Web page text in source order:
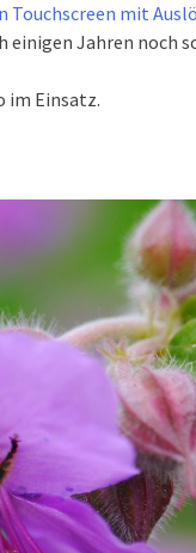
Touchscreen mit
einigen Jahren noch
im Einsatz.